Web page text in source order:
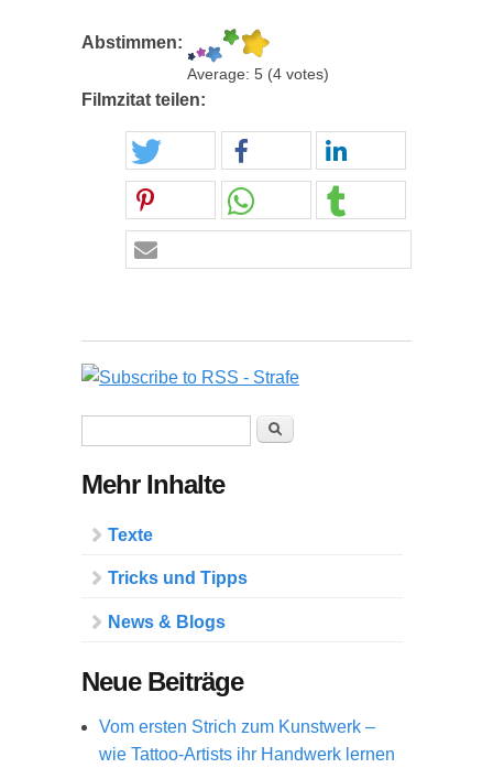
Abstimmen:
Average: 5 (4 votes)
Filmzitat teilen:
Suche
Mehr Inhalte
Texte
Tricks und Tipps
News & Blogs
Neue Beiträge
Vom ersten Strich zum Kunstwerk –
wie Tattoo-Artists ihr Handwerk lernen